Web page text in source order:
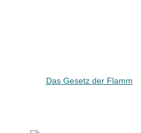
Das Gesetz der Flamm